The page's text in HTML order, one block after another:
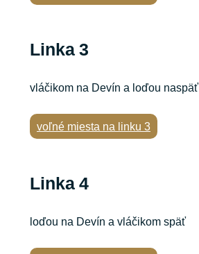
Linka 3
vláčikom na Devín a loďou naspäť
voľné miesta na linku 3
Linka 4
loďou na Devín a vláčikom späť